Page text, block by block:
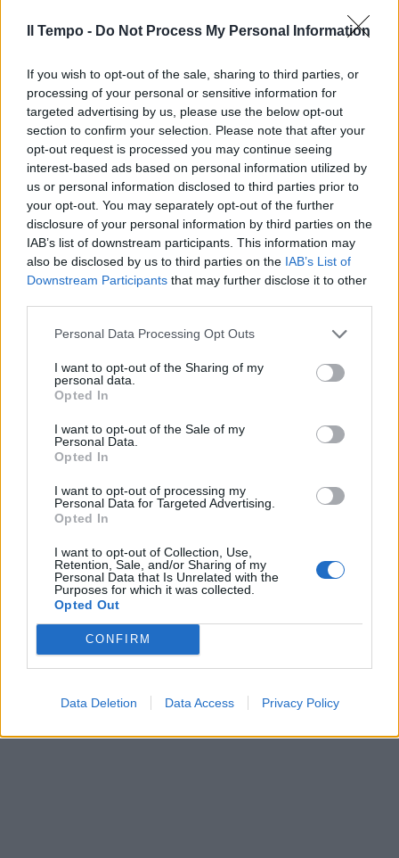
Il Tempo - Do Not Process My Personal Information
If you wish to opt-out of the sale, sharing to third parties, or
processing of your personal or sensitive information for
targeted advertising by us, please use the below opt-out
section to confirm your selection. Please note that after your
opt-out request is processed you may continue seeing
interest-based ads based on personal information utilized by
us or personal information disclosed to third parties prior to
your opt-out. You may separately opt-out of the further
disclosure of your personal information by third parties on the
IAB’s list of downstream participants. This information may
also be disclosed by us to third parties on the IAB’s List of
Downstream Participants that may further disclose it to other
Personal Data Processing Opt Outs
I want to opt-out of the Sharing of my
personal data.
Opted In
I want to opt-out of the Sale of my
Personal Data.
Opted In
I want to opt-out of processing my
Personal Data for Targeted Advertising.
Opted In
I want to opt-out of Collection, Use,
Retention, Sale, and/or Sharing of my
Personal Data that Is Unrelated with the
Purposes for which it was collected.
Opted Out
CONFIRM
Data Deletion Data Access Privacy Policy
In evidenza